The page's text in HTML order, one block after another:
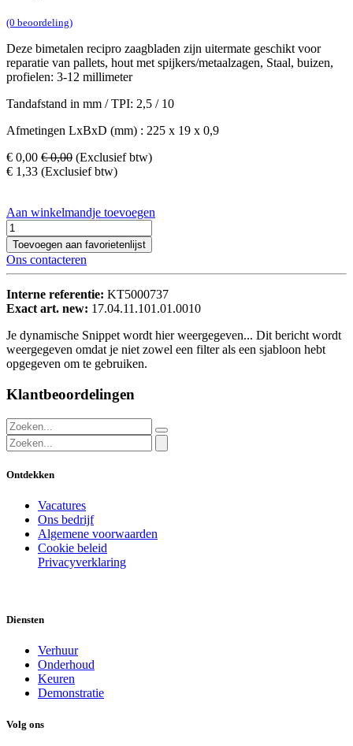
(0 beoordeling)
Deze bimetalen recipro zaagbladen zijn uitermate geschikt voor
reparatie van pallets, hout met spijkers/metaalzagen, Staal, buizen,
profielen: 3-12 millimeter
Tandafstand in mm / TPI: 2,5 / 10
Afmetingen LxBxD (mm) : 225 x 19 x 0,9
€ 0,00 €0,00 (Exclusief btw)
€ 1,33 (Exclusief btw)
Aan winkelmandje toevoegen
Toevoegen aan favorietenlijst
Ons contacteren
Interne referentie: KT5000737
Exact art. new: 17.04.11.101.01.0010
Je dynamische Snippet wordt hier weergegeven... Dit bericht wordt
weergegeven omdat je niet zowel een filter als een sjabloon hebt
opgegeven om te gebruiken.
Klantbeoordelingen
Ontdekken
Vacatures
Ons bedrijf
Algemene voorwaarden
Cookie beleid
Privacyverklaring
Diensten
Verhuur
Onderhoud
Keuren
Demonstratie
Volg ons